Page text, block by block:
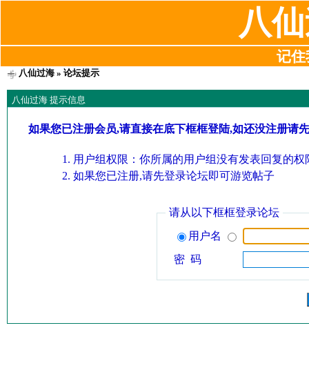
八
记住
八仙过海» 论坛提示
八仙过海 提示信息
如果您已注册会员,请直接在底下框框登陆,如还没注册请
用户组权限：你所属的用户组没有发表回复的权
如果您已注册,请先登录论坛即可游览帖子
请从以下框框登录论坛
用户名
密 码